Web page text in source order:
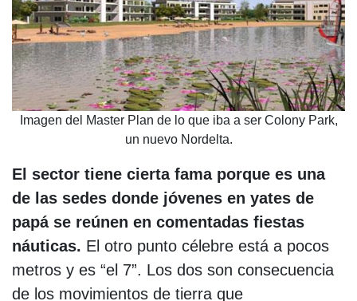
Imagen del Master Plan de lo que iba a ser Colony Park,
un nuevo Nordelta.
El sector tiene cierta fama porque es una
de las sedes donde jóvenes en yates de
papá se reúnen en comentadas fiestas
náuticas. El otro punto célebre está a pocos
metros y es “el 7”. Los dos son consecuencia
de los movimientos de tierra que